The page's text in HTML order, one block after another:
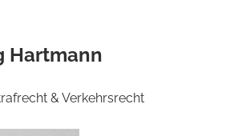
Hartmann
& Verkehrsrecht